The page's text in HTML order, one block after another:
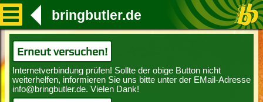
bringbutler.de
Erneut versuchen!